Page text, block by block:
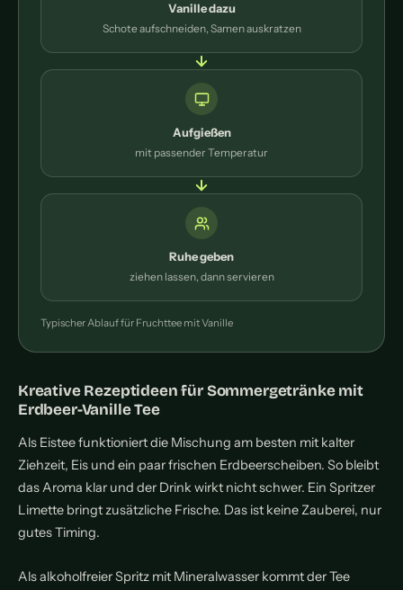
Vanille dazu
Schote aufschneiden, Samen auskratzen
Aufgießen
mit passender Temperatur
Ruhe geben
ziehen lassen, dann servieren
Typischer Ablauf für Fruchttee mit Vanille
Kreative Rezeptideen für Sommergetränke mit
Erdbeer-Vanille Tee
Als Eistee funktioniert die Mischung am besten mit kalter
Ziehzeit, Eis und ein paar frischen Erdbeerscheiben. So bleibt
das Aroma klar und der Drink wirkt nicht schwer. Ein Spritzer
Limette bringt zusätzliche Frische. Das ist keine Zauberei, nur
gutes Timing.
Als alkoholfreier Spritz mit Mineralwasser kommt der Tee